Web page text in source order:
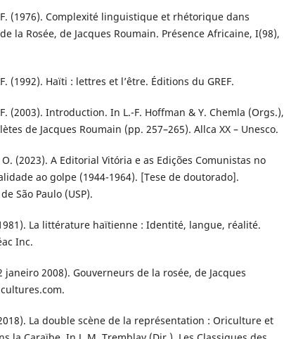
(1976). Complexité linguistique et rhétorique dans
la Rosée, de Jacques Roumain. Présence Africaine, I(98),
(1992). Haïti : lettres et l’être. Éditions du GREF.
(2003). Introduction. In L.-F. Hoffman & Y. Chemla (Orgs.),
de Jacques Roumain (pp. 257–265). Allca XX – Unesco.
O. (2023). A Editorial Vitória e as Edições Comunistas no
ao golpe (1944-1964). [Tese de doutorado].
São Paulo (USP).
La littérature haïtienne : Identité, langue, réalité.
Inc.
janeiro 2008). Gouverneurs de la rosée, de Jacques
La double scène de la représentation : Oriculture et